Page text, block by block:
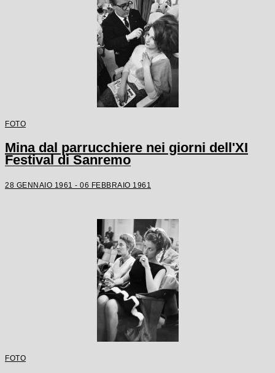
FOTO
Mina dal parrucchiere nei giorni dell'XI
Festival di Sanremo
28 GENNAIO 1961 - 06 FEBBRAIO 1961
FOTO